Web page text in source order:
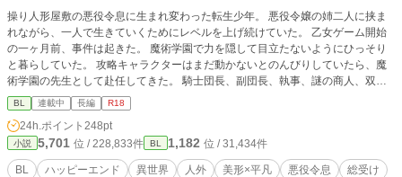
はない関係を知る。孤独と秘密を抱えた二人は、本当の意味
で心を通わせることができるのか。傷つくことを恐れる医学
生と、恋を知らない“鬼”の末裔が紡ぐ、優しく切ないヒューマ
ンラブストーリー。 「鳴弦の天使～あの日に出会った旋律」
「森林の星空少年～あの日のメエメエ」「クリスタルアイズ
～君に溺れて眠る～」「クロス・クローズ～ほどけない視線
～」にも登場しています。
操り人形屋敷の悪役令息に生まれ変わった転生少年。 悪役令嬢の姉二人に挟ま
れながら、一人で生きていくためにレベルを上げ続けていた。 乙女ゲーム開始
の一ヶ月前、事件は起きた。 魔術学園で力を隠して目立たないようにひっそり
と暮らしていた。 攻略キャラクターはまだ動かないとのんびりしていたら、魔
術学園の先生として赴任してきた。 騎士団長、副団長、執事、謎の商人、双子
暗殺者全てが人外先生となる。 悪役令嬢のヒロインと結ばれるはずが、俺に構
いすぎていてなにか可笑しい。 強レベルの悪役令息は最強レベルの攻略キャラ
クター達に愛されて逃げ出した。 自分が弱いんじゃなくて、お前らが強すぎる
だけだろ！ 人外六人の攻略キャラクター×強キャラ悪役令息 学園の姿と外の
姿、二つの顔を持つ彼らは魅了レベル強キャラ少年を逃さない。
BL 連載中 長編 R18
24h.ポイント 248pt
小説 5,701 位 / 228,833件 BL 1,182 位 / 31,434件
BL ハッピーエンド 異世界 人外 美形×平凡 悪役令息 総受け